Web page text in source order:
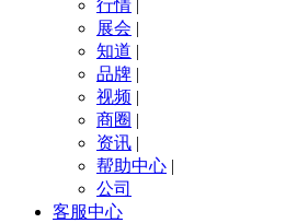
行情 |
展会 |
知道 |
品牌 |
视频 |
商圈 |
资讯 |
帮助中心 |
公司
客服中心